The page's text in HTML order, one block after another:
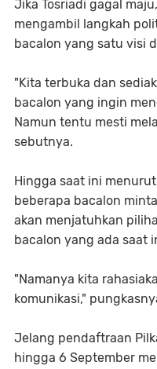
Jika Tosriadi gagal
mengambil langkah
bacalon yang satu visi
"Kita terbuka dan
bacalon yang ingin
Namun tentu mesti
sebutnya.
Hingga saat ini
beberapa bacalon
akan menjatuhkan
bacalon yang ada saat
"Namanya kita
komunikasi,"
Jelang pendaftraan
hingga 6 September